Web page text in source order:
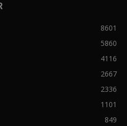
8601
5860
4116
2667
2336
1101
849